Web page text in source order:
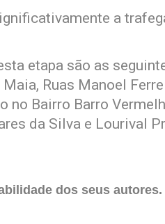
a
etapa são as
Ruas Manoel
no Bairro Barro
da Silva e Lourival
dos seus autores.